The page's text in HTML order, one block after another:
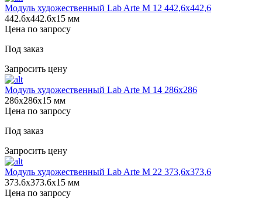
Модуль художественный Lab Arte М 12 442,6х442,6
442.6х442.6х15 мм
Цена по запросу
Под заказ
Запросить цену
Модуль художественный Lab Arte М 14 286х286
286х286х15 мм
Цена по запросу
Под заказ
Запросить цену
Модуль художественный Lab Arte М 22 373,6х373,6
373.6х373.6х15 мм
Цена по запросу